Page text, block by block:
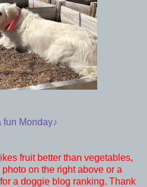
fun Monday♪
fruit better than vegetables,
on the right above or a
a doggie blog ranking. Thank